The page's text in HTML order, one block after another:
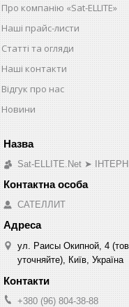
Про компанію «Sat-ELLITE»
Наші прайс-листи
Статті та огляди
Наші контакти
Відгук про нас
Новини
Sat-ELLITE.Net ➤
САТЕЛЛИТ
ул. Раисы Окипной, 4
уточняйте), Київ, Україна
+380 (96) 804-38-88